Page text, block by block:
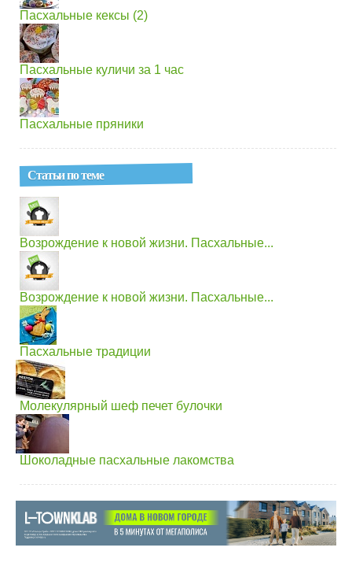
Пасхальные кексы (2)
Пасхальные куличи за 1 час
Пасхальные пряники
Статьи по теме
Возрождение к новой жизни. Пасхальные...
Возрождение к новой жизни. Пасхальные...
Пасхальные традиции
Молекулярный шеф печет булочки
Шоколадные пасхальные лакомства